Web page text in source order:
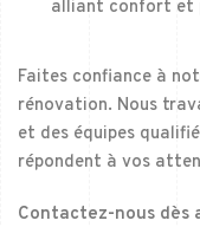
alliant confort et
Faites confiance à
rénovation. Nous
et des équipes
répondent à vos
Contactez-nous dès